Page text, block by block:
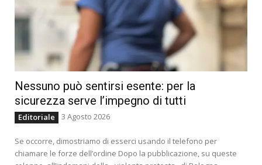
Nessuno può sentirsi esente: per la
sicurezza serve l’impegno di tutti
Editoriale 3 Agosto 2026
Se occorre, dimostriamo di esserci usando il telefono per
chiamare le forze dell’ordine Dopo la pubblicazione, su queste